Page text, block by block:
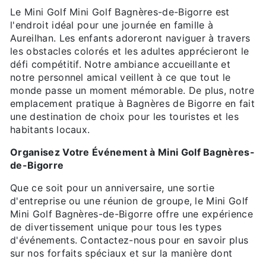
Le Mini Golf Mini Golf Bagnères-de-Bigorre est
l'endroit idéal pour une journée en famille à
Aureilhan. Les enfants adoreront naviguer à travers
les obstacles colorés et les adultes apprécieront le
défi compétitif. Notre ambiance accueillante et
notre personnel amical veillent à ce que tout le
monde passe un moment mémorable. De plus, notre
emplacement pratique à Bagnères de Bigorre en fait
une destination de choix pour les touristes et les
habitants locaux.
Organisez Votre Événement à Mini Golf Bagnères-
de-Bigorre
Que ce soit pour un anniversaire, une sortie
d'entreprise ou une réunion de groupe, le Mini Golf
Mini Golf Bagnères-de-Bigorre offre une expérience
de divertissement unique pour tous les types
d'événements. Contactez-nous pour en savoir plus
sur nos forfaits spéciaux et sur la manière dont